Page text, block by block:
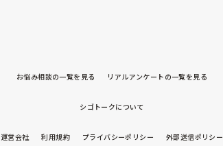
お悩み相談の一覧を見る リアルアンケートの一覧を見る
シゴトークについて
運営会社 利用規約 プライバシーポリシー 外部送信ポリシー